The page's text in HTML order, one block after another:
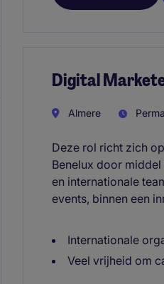
Digital
Almere
Deze rol richt zich
Benelux door
en internationale
events, binnen een
Internationale
Veel vrijheid om